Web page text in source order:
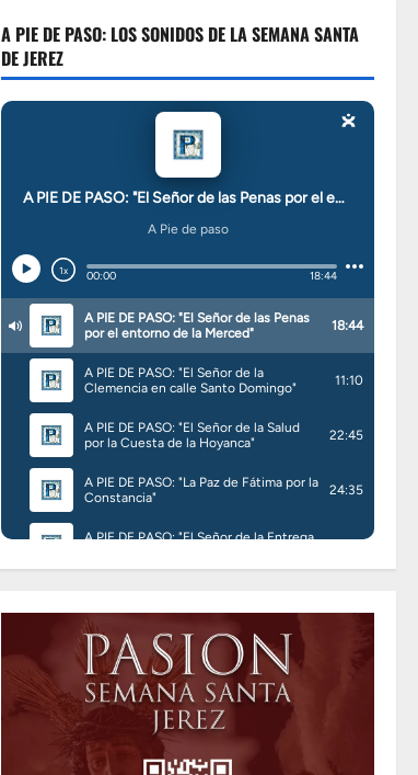
A PIE DE PASO: LOS SONIDOS DE LA SEMANA SANTA
DE JEREZ